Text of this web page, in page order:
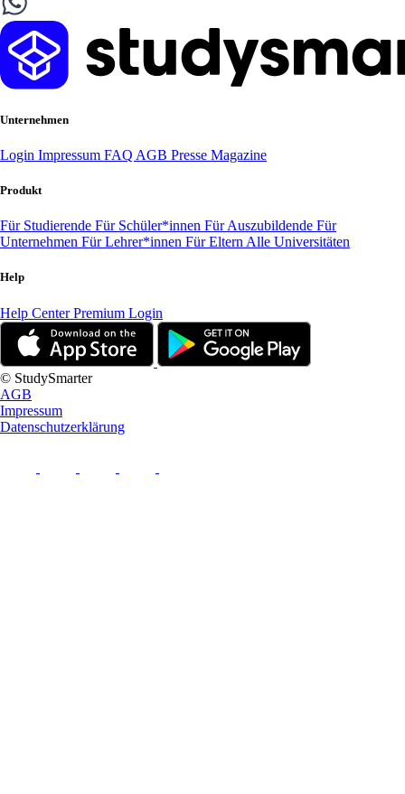
Unternehmen
Login Impressum FAQ AGB Presse Magazine
Produkt
Für Studierende Für Schüler*innen Für Auszubildende Für
Unternehmen Für Lehrer*innen Für Eltern Alle Universitäten
Help
Help CenterPremium Login
© StudySmarter
AGB
Impressum
Datenschutzerklärung